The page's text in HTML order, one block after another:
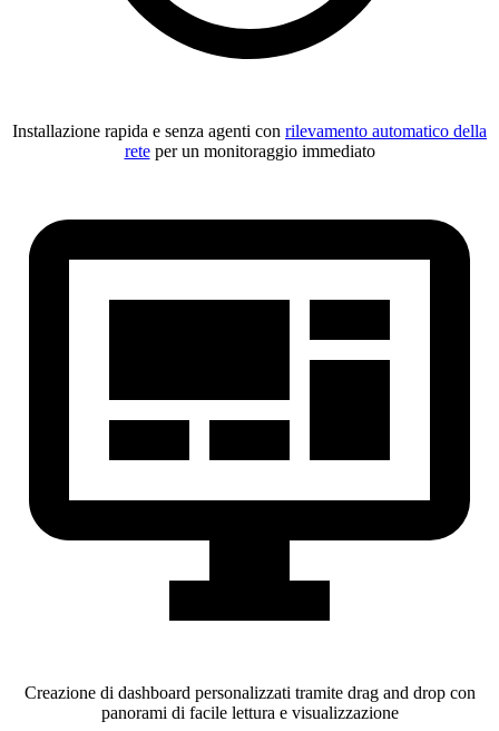
Installazione rapida e senza agenti con rilevamento automatico della
reteper un monitoraggio immediato
Creazione di dashboard personalizzati tramite drag and drop con
panorami di facile lettura e visualizzazione